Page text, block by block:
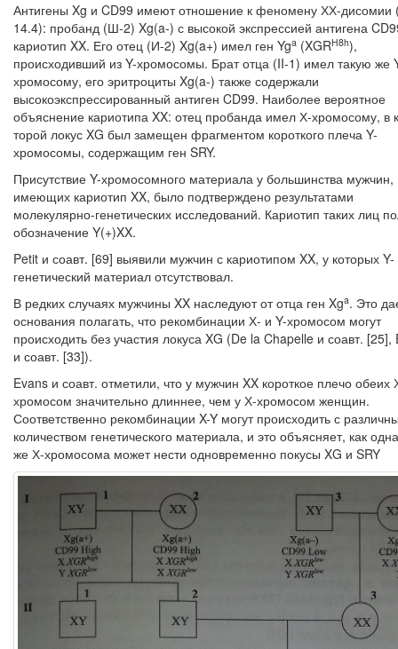
Антигены Xg и CD99 имеют отношение к феномену ХХ-дисомии
14.4): пробанд (Ш-2) Xg(a-) с высокой экспрессией антигена
кариотип XX. Его отец (И-2) Xg(a+) имел ген Yga (XGRH8h),
происходивший из Y-хромосомы. Брат отца (II-1) имел такую же
хромосому, его эритроциты Xg(a-) также содержали
высокоэкспрессированный антиген CD99. Наиболее вероятное
объяснение кариотипа XX: отец пробанда имел Х-хромосому, в
торой локус XG был замещен фрагментом короткого плеча Y-
хромосомы, со­держащим ген SRY.
Присутствие Y-хромосомного материала у большинства мужчин,
имеющих кариотип XX, было подтверждено результатами
молекулярно-генетических ис­следований. Кариотип таких лиц
обозначение Y(+)XX.
Petit и соавт. [69] выявили мужчин с кариотипом XX, у которых Y-
генетический материал отсутствовал.
В редких случаях мужчины XX наследуют от отца ген Xga. Это
основа­ния полагать, что рекомбинации Х- и Y-хромосом могут
происходить без уча­стия локуса XG (De la Chapelle и соавт. [25],
и соавт. [33]).
Evans и соавт. отметили, что у мужчин XX короткое плечо обеих
хромосом значительно длиннее, чем у Х-хромосом женщин.
Соответственно рекомбинации X-Y могут происходить с
количеством генетического материала, и это объясняет, как
же Х-хромосома может нести одновременно покусы XG и SRY